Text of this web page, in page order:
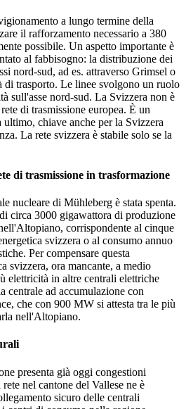
a lungo termine della
il rafforzamento necessario a 380
possibile. Un aspetto importante è
al fabbisogno: la distribuzione dei
nord-sud, ad es. attraverso Grimsel o
di trasporto. Le linee svolgono un ruolo
sull'asse nord-sud. La Svizzera non è
di trasmissione europea. È un
ultimo, chiave anche per la Svizzera
La rete svizzera è stabile solo se la
di trasmissione in trasformazione
nucleare di Mühleberg è stata spenta.
circa 3000 gigawattora di produzione
corrispondente al cinque
svizzera o al consumo annuo
Per compensare questa
svizzera, ora mancante, a medio
elettricità in altre centrali elettriche
centrale ad accumulazione con
che con 900 MW si attesta tra le più
nell'Altopiano.
presenta già oggi congestioni
nel cantone del Vallese ne è
sicuro delle centrali